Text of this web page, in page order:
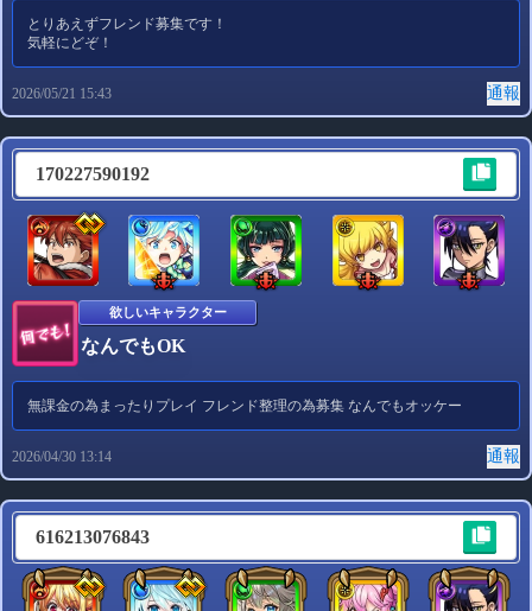
とりあえずフレンド募集です！
気軽にどぞ！
2026/05/21 15:43 通報
170227590192
欲しいキャラクター
なんでもOK
無課金の為まったりプレイ フレンド整理の為募集 なんでもオッケー
2026/04/30 13:14 通報
616213076843